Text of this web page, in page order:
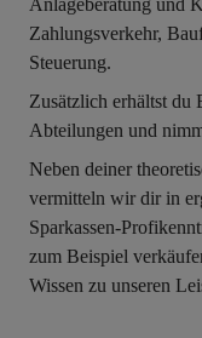
Anlageberatung und
Zahlungsverkehr,
Steuerung.
Zusätzlich erhältst du
Abteilungen und
Neben deiner
vermitteln wir dir in
Sparkassen-
zum Beispiel
Wissen zu unseren